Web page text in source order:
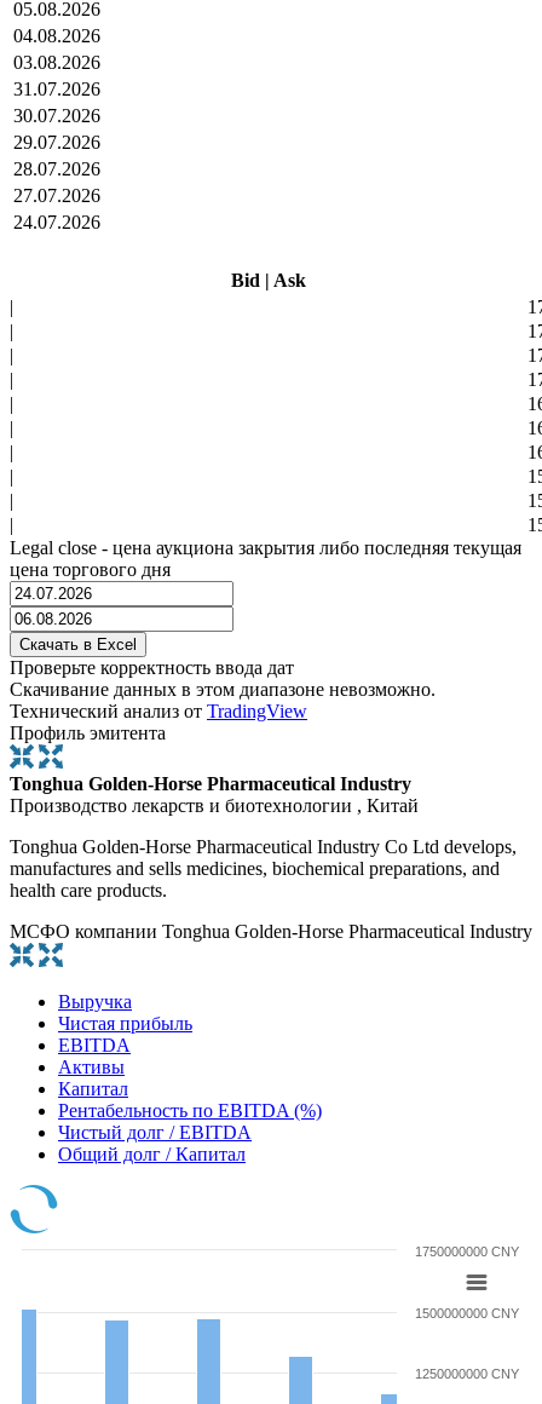
05.08.2026
04.08.2026
03.08.2026
31.07.2026
30.07.2026
29.07.2026
28.07.2026
27.07.2026
24.07.2026
Bid | Ask
|
|
|
|
|
|
|
|
|
|
Legal close - цена аукциона закрытия либо последняя текущая
цена торгового дня
Проверьте корректность ввода дат
Скачивание данных в этом диапазоне невозможно.
Технический анализ от TradingView
Профиль эмитента
Tonghua Golden-Horse Pharmaceutical Industry
Производство лекарств и биотехнологии , Китай
Tonghua Golden-Horse Pharmaceutical Industry Co Ltd develops,
manufactures and sells medicines, biochemical preparations, and
health care products.
МСФО компании Tonghua Golden-Horse Pharmaceutical Industry
Выручка
Чистая прибыль
EBITDA
Активы
Капитал
Рентабельность по EBITDA (%)
Чистый долг / EBITDA
Общий долг / Капитал
1250000000 CNY
1500000000 CNY
1750000000 CNY